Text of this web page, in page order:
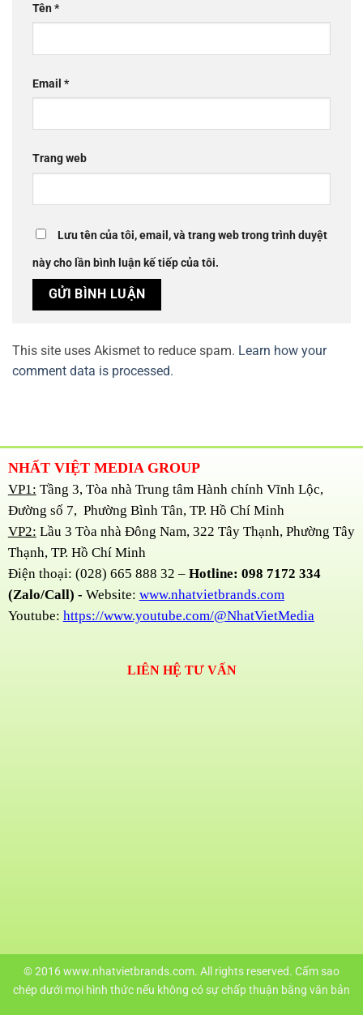
Tên*
Email *
Trang web
Lưu tên của tôi, email, và trang web trong trình duyệt
này cho lần bình luận kế tiếp của tôi.
This site uses Akismet to reduce spam. Learn how your
comment data is processed.
NHẤT VIỆT MEDIA GROUP
VP1: Tầng 3, Tòa nhà Trung tâm Hành chính Vĩnh Lộc,
Đường số 7, Phường Bình Tân, TP. Hồ Chí Minh
VP2: Lầu 3 Tòa nhà Đông Nam, 322 Tây Thạnh, Phường Tây
Thạnh, TP. Hồ Chí Minh
Điện thoại: (028) 665 888 32 – Hotline: 098 7172 334
(Zalo/Call) - Website: www.nhatvietbrands.com
Youtube: https://www.youtube.com/@NhatVietMedia
LIÊN HỆ TƯ VẤN
© 2016 www.nhatvietbrands.com. All rights reserved. Cấm sao
chép dưới mọi hình thức nếu không có sự chấp thuận bằng văn bản